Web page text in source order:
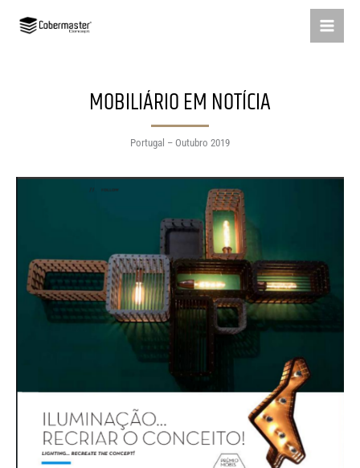
MOBILIÁRIO EM NOTÍCIA
Portugal – Outubro 2019